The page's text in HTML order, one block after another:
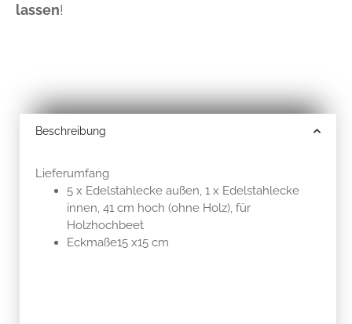
lassen!
Beschreibung
Lieferumfang
5 x Edelstahlecke außen, 1 x Edelstahlecke
innen, 41 cm hoch (ohne Holz), für
Holzhochbeet
Eckmaße15 x15 cm